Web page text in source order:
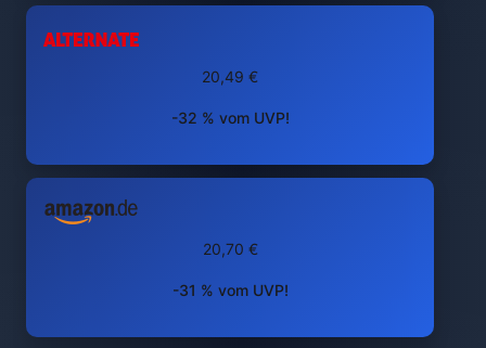
20,49 €
-32 % vom UVP!
20,70 €
-31 % vom UVP!